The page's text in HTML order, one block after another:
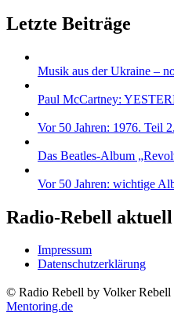
Letzte Beiträge
Musik aus der Ukraine –
Paul McCartney:
Vor 50 Jahren: 1976. Teil
Das Beatles-Album
Vor 50 Jahren: wichtige
Radio-Rebell
Impressum
Datenschutzerklärung
© Radio Rebell by Volker Rebell
Mentoring.de